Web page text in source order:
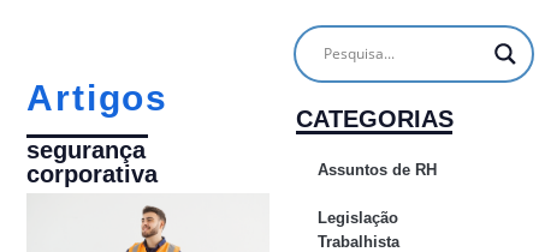
Artigos
segurança
corporativa
CATEGORIAS
Assuntos de RH
Legislação
Trabalhista